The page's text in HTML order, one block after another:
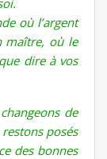
où l’argent
maître, où le
dire à vos
de
posés
des bonnes